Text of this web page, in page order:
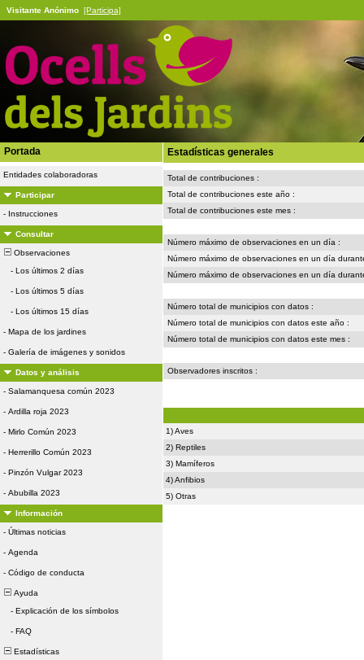
Visitante Anónimo [Participa]
Portada
Entidades colaboradoras
Participar
- Instrucciones
Consultar
Observaciones
- Los últimos 2 días
- Los últimos 5 días
- Los últimos 15 días
- Mapa de los jardines
- Galería de imágenes y sonidos
Datos y análisis
- Salamanquesa común 2023
- Ardilla roja 2023
- Mirlo Común 2023
- Herrerillo Común 2023
- Pinzón Vulgar 2023
- Abubilla 2023
Información
- Últimas noticias
- Agenda
- Código de conducta
Ayuda
- Explicación de los símbolos
- FAQ
Estadísticas
Estadísticas generales
Total de contribuciones :
Total de contribuciones este año :
Total de contribuciones este mes :
Número máximo de observaciones en un día :
Número máximo de observaciones en un día
Número máximo de observaciones en un día
Número total de municipios con datos :
Número total de municipios con datos este año :
Número total de municipios con datos este mes :
Observadores inscritos :
1) Aves
2) Reptiles
3) Mamíferos
4) Anfibios
5) Otras